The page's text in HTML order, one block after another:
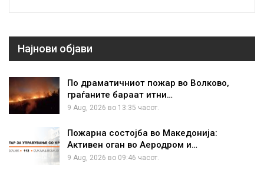
Најнови објави
По драматичниот пожар во Волково,
граѓаните бараат итни…
9 Aug, 2026 во 13:35 часот.
Пожарна состојба во Македонија:
Активен оган во Аеродром и…
9 Aug, 2026 во 09:46 часот.